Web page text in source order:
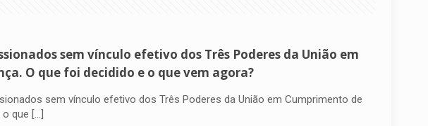
sem vínculo efetivo dos Três Poderes da União em
O que foi decidido e o que vem agora?
sem vínculo efetivo dos Três Poderes da União em Cumprimento de
que […]